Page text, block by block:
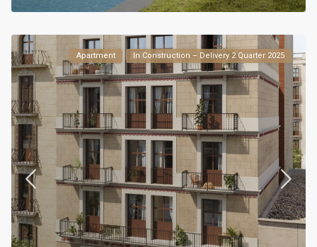
Apartment In Construction – Delivery 2 Quarter 2025